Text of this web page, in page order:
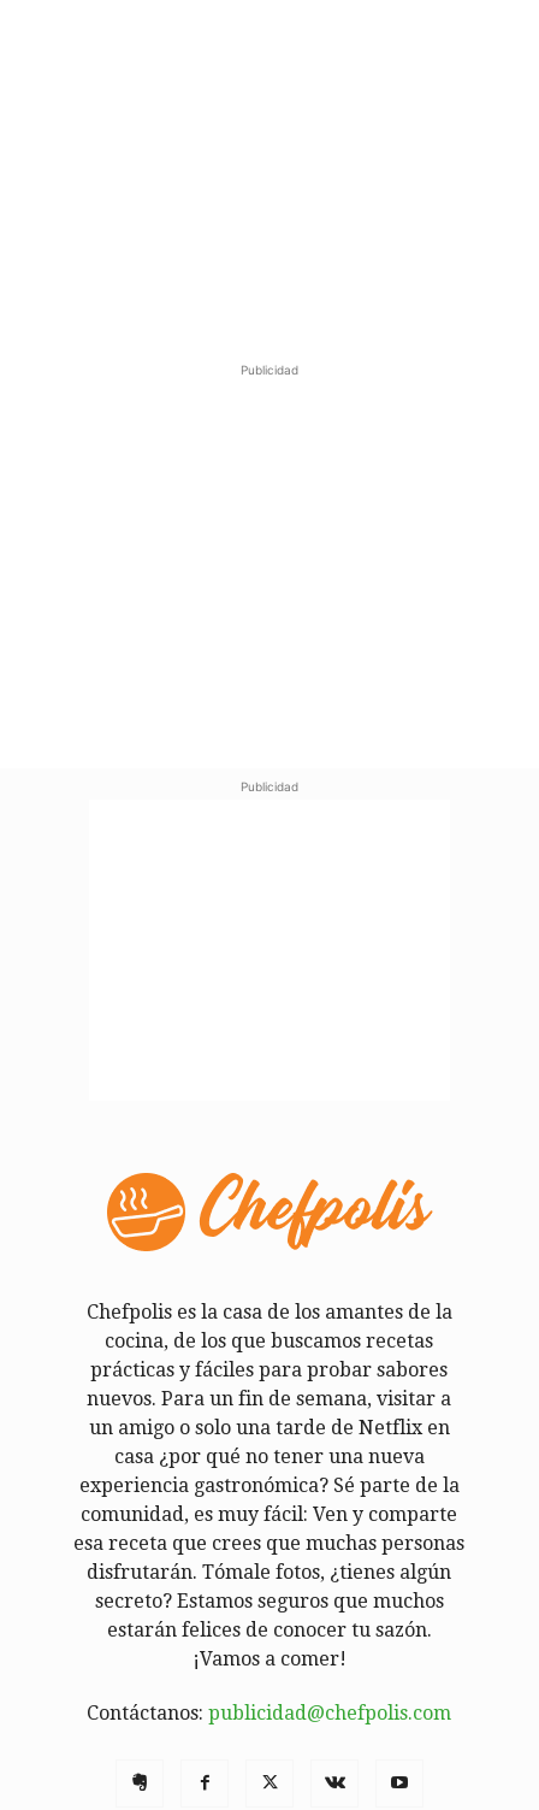
Publicidad
Publicidad
Chefpolis es la casa de los amantes de la
cocina, de los que buscamos recetas
prácticas y fáciles para probar sabores
nuevos. Para un fin de semana, visitar a
un amigo o solo una tarde de Netflix en
casa ¿por qué no tener una nueva
experiencia gastronómica? Sé parte de la
comunidad, es muy fácil: Ven y comparte
esa receta que crees que muchas personas
disfrutarán. Tómale fotos, ¿tienes algún
secreto? Estamos seguros que muchos
estarán felices de conocer tu sazón.
¡Vamos a comer!
Contáctanos:publicidad@chefpolis.com